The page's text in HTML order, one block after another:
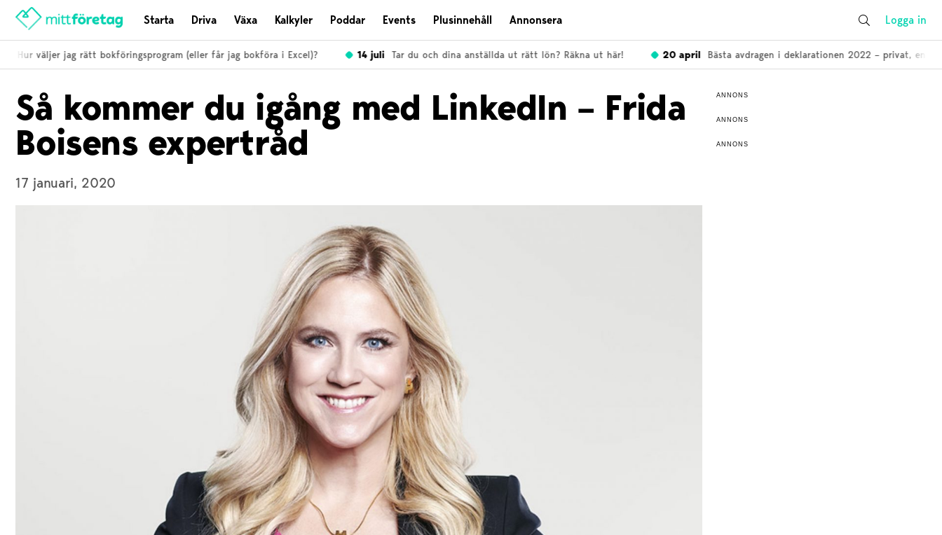
Starta Driva Växa Kalkyler Poddar Events Plusinnehåll Annonsera Logga in
väljer jag rätt bokföringsprogram (eller får jag bokföra i Excel)? 14 juli Tar du och dina anställda ut rätt lön? Räkna ut här! 20 april Bästa avdragen i deklarationen 2022 – privat, enskild
Så kommer du igång med LinkedIn – Frida
Boisens expertråd
17 januari, 2020
ANNONS
ANNONS
ANNONS